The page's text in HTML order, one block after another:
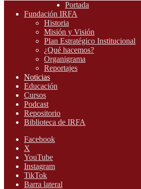
Portada
Fundación IRFA
Historia
Misión y Visión
Plan Estratégico Institucional
¿Qué hacemos?
Organigrama
Reportajes
Noticias
Educación
Cursos
Podcast
Repositorio
Biblioteca de IRFA
Facebook
X
YouTube
Instagram
TikTok
Barra lateral